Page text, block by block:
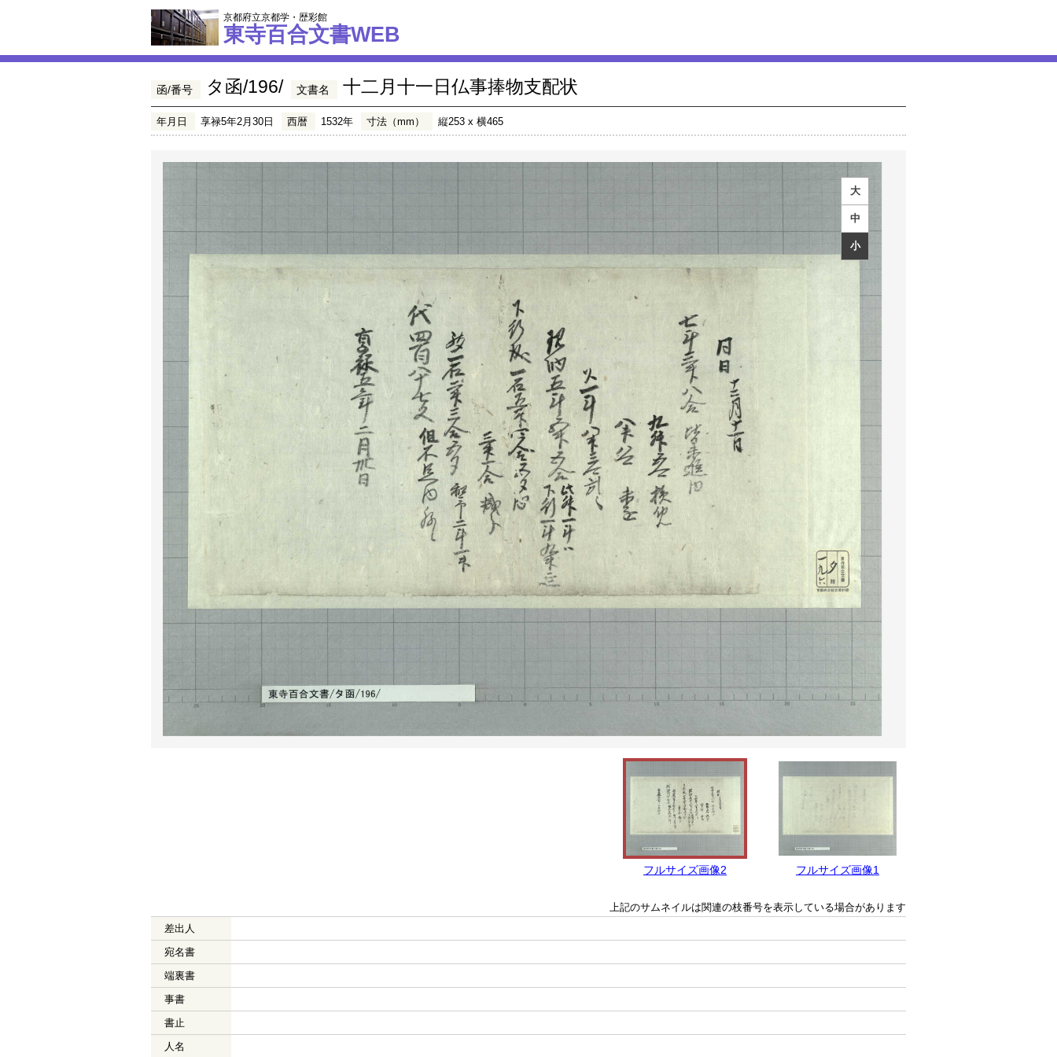
京都府立京都学・歴彩館
東寺百合文書WEB
函/番号 タ函/196/ 文書名 十二月十一日仏事捧物支配状
年月日 享禄5年2月30日 西暦 1532年 寸法（mm） 縦253 x 横465
大
中
小
フルサイズ画像2 フルサイズ画像1
上記のサムネイルは関連の枝番号を表示している場合があります
差出人
宛名書
端裏書
事書
書止
人名